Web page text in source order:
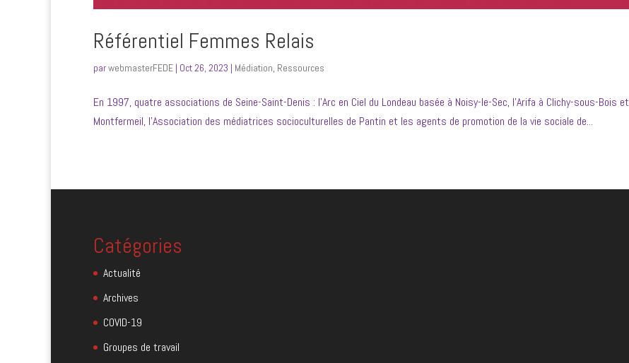
Référentiel Femmes Relais
parwebmasterFEDE | Oct 26, 2023 | Médiation, Ressources
En 1997, quatre associations de Seine-Saint-Denis : l’Arc en Ciel du Londeau basée à Noisy-le-Sec, l’Arifa à Clichy-sous-Bois et
Montfermeil, l’Association des médiatrices socioculturelles de Pantin et les agents de promotion de la vie sociale de...
Catégories
Actualité
Archives
COVID-19
Groupes de travail